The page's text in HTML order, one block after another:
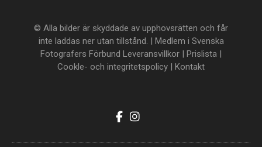
© Alla bilder är skyddade av upphovsrätten och får
inte laddas ner utan tillstånd. | Medlem i Svenska
Fotografers Förbund Leveransvillkor | Prislista |
Cookle- och integritetspolicy | Kontakt